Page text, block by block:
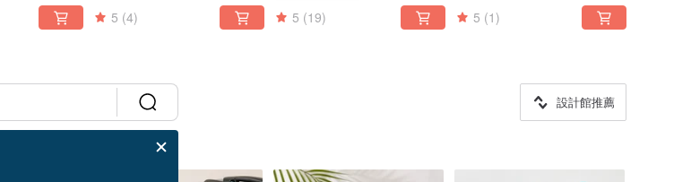
5 (4)
Pinkoi 獨家發售
5 (19) 5 (1)
設計館推薦